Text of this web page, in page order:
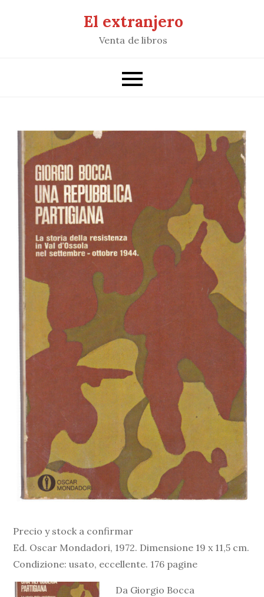
El extranjero
Venta de libros
Precio y stock a confirmar
Ed. Oscar Mondadori, 1972. Dimensione 19 x 11,5 cm.
Condizione: usato, eccellente. 176 pagine
Da Giorgio Bocca